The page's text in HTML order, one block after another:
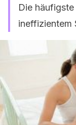
Die
ineffizientem